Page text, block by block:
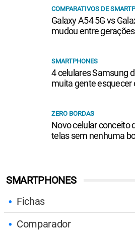
SMARTPHONES
Fichas
Comparador
COMPARATIVOS DE
Galaxy A54 5G vs
mudou entre
SMARTPHONES
4 celulares Samsung
muita gente esquecer
ZERO BORDAS
Novo celular conceito
telas sem nenhuma